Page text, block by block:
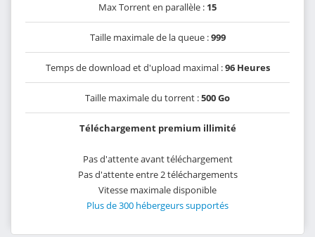
Max Torrent en parallèle : 15
Taille maximale de la queue :999
Temps de download et d'upload maximal :96 Heures
Taille maximale du torrent :500 Go
Téléchargement premium illimité
Pas d'attente avant téléchargement
Pas d'attente entre 2 téléchargements
Vitesse maximale disponible
Plus de 300 hébergeurs supportés